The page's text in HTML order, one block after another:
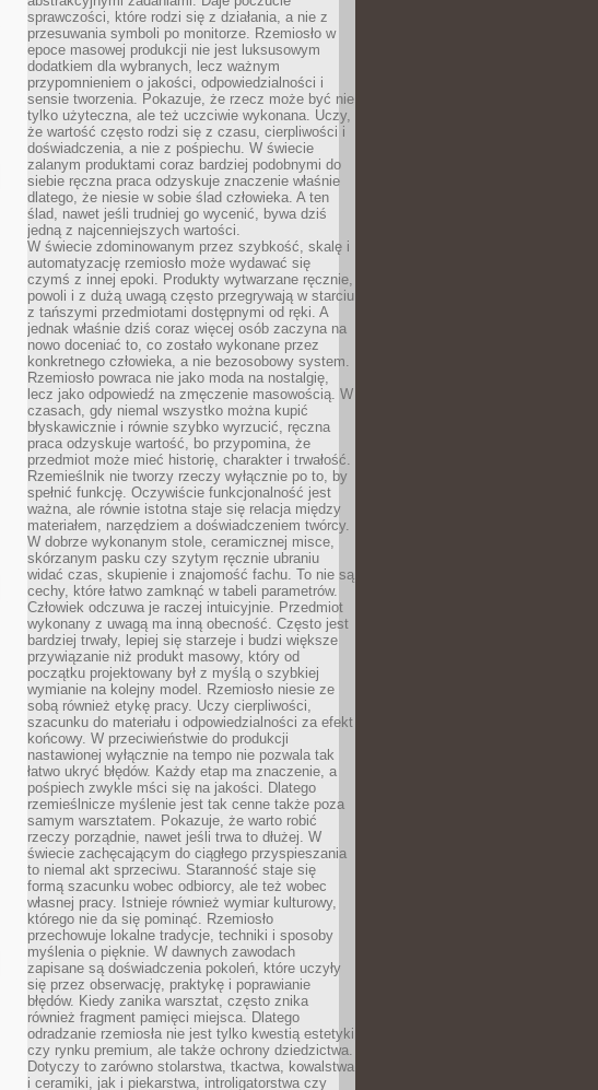
sprawczości, które rodzi się z działania, a nie z
przesuwania symboli po monitorze. Rzemiosło w
epoce masowej produkcji nie jest luksusowym
dodatkiem dla wybranych, lecz ważnym
przypomnieniem o jakości, odpowiedzialności i
sensie tworzenia. Pokazuje, że rzecz może być nie
tylko użyteczna, ale też uczciwie wykonana. Uczy,
że wartość często rodzi się z czasu, cierpliwości i
doświadczenia, a nie z pośpiechu. W świecie
zalanym produktami coraz bardziej podobnymi do
siebie ręczna praca odzyskuje znaczenie właśnie
dlatego, że niesie w sobie ślad człowieka. A ten
ślad, nawet jeśli trudniej go wycenić, bywa dziś
jedną z najcenniejszych wartości.
W świecie zdominowanym przez szybkość, skalę i
automatyzację rzemiosło może wydawać się
czymś z innej epoki. Produkty wytwarzane ręcznie,
powoli i z dużą uwagą często przegrywają w starciu
z tańszymi przedmiotami dostępnymi od ręki. A
jednak właśnie dziś coraz więcej osób zaczyna na
nowo doceniać to, co zostało wykonane przez
konkretnego człowieka, a nie bezosobowy system.
Rzemiosło powraca nie jako moda na nostalgię,
lecz jako odpowiedź na zmęczenie masowością. W
czasach, gdy niemal wszystko można kupić
błyskawicznie i równie szybko wyrzucić, ręczna
praca odzyskuje wartość, bo przypomina, że
przedmiot może mieć historię, charakter i trwałość.
Rzemieślnik nie tworzy rzeczy wyłącznie po to, by
spełnić funkcję. Oczywiście funkcjonalność jest
ważna, ale równie istotna staje się relacja między
materiałem, narzędziem a doświadczeniem twórcy.
W dobrze wykonanym stole, ceramicznej misce,
skórzanym pasku czy szytym ręcznie ubraniu
widać czas, skupienie i znajomość fachu. To nie są
cechy, które łatwo zamknąć w tabeli parametrów.
Człowiek odczuwa je raczej intuicyjnie. Przedmiot
wykonany z uwagą ma inną obecność. Często jest
bardziej trwały, lepiej się starzeje i budzi większe
przywiązanie niż produkt masowy, który od
początku projektowany był z myślą o szybkiej
wymianie na kolejny model. Rzemiosło niesie ze
sobą również etykę pracy. Uczy cierpliwości,
szacunku do materiału i odpowiedzialności za efekt
końcowy. W przeciwieństwie do produkcji
nastawionej wyłącznie na tempo nie pozwala tak
łatwo ukryć błędów. Każdy etap ma znaczenie, a
pośpiech zwykle mści się na jakości. Dlatego
rzemieślnicze myślenie jest tak cenne także poza
samym warsztatem. Pokazuje, że warto robić
rzeczy porządnie, nawet jeśli trwa to dłużej. W
świecie zachęcającym do ciągłego przyspieszania
to niemal akt sprzeciwu. Staranność staje się
formą szacunku wobec odbiorcy, ale też wobec
własnej pracy. Istnieje również wymiar kulturowy,
którego nie da się pominąć. Rzemiosło
przechowuje lokalne tradycje, techniki i sposoby
myślenia o pięknie. W dawnych zawodach
zapisane są doświadczenia pokoleń, które uczyły
się przez obserwację, praktykę i poprawianie
błędów. Kiedy zanika warsztat, często znika
również fragment pamięci miejsca. Dlatego
odradzanie rzemiosła nie jest tylko kwestią estetyki
czy rynku premium, ale także ochrony dziedzictwa.
Dotyczy to zarówno stolarstwa, tkactwa, kowalstwa
i ceramiki, jak i piekarstwa, introligatorstwa czy